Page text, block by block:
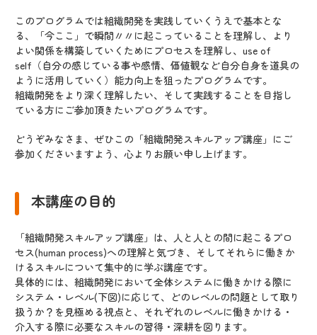
このプログラムでは組織開発を実践していくうえで基本とな
る、「今ここ」で瞬間〃〃に起こっていることを理解し、より
よい関係を構築していくためにプロセスを理解し、use of
self（自分の感じている事や感情、価値観など自分自身を道具の
ように活用していく）能力向上を狙ったプログラムです。
組織開発をより深く理解したい、そして実践することを目指し
ている方にご参加頂きたいプログラムです。
どうぞみなさま、ぜひこの「組織開発スキルアップ講座」にご
参加くださいますよう、心よりお願い申し上げます。
本講座の目的
「組織開発スキルアップ講座」は、人と人との間に起こるプロ
セス(human process)への理解と気づき、そしてそれらに働きか
けるスキルについて集中的に学ぶ講座です。
具体的には、組織開発において全体システムに働きかける際に
システム・レベル(下図)に応じて、どのレベルの問題として取り
扱うか？を見極める視点と、それぞれのレベルに働きかける・
介入する際に必要なスキルの習得・深耕を図ります。